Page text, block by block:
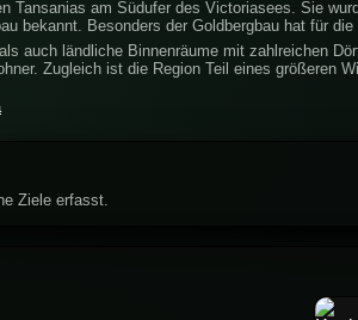
Tansanias am Südufer des Victoriasees. Sie
bekannt. Besonders der Goldbergbau hat für
auch ländliche Binnenräume mit zahlreichen
Zugleich ist die Region Teil eines größeren
Ziele erfasst.